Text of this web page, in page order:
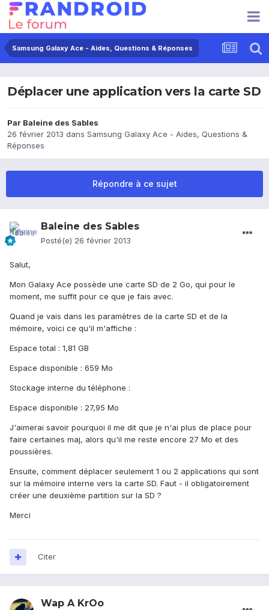
Samsung Galaxy Ace - Aides, Questions & Réponses
Déplacer une application vers la carte SD
Par Baleine des Sables
26 février 2013 dans Samsung Galaxy Ace - Aides, Questions &
Réponses
Répondre à ce sujet
Baleine des Sables
Posté(e) 26 février 2013
Salut,
Mon Galaxy Ace possède une carte SD de 2 Go, qui pour le
moment, me suffit pour ce que je fais avec.
Quand je vais dans les paramètres de la carte SD et de la
mémoire, voici ce qu'il m'affiche :
Espace total : 1,81 GB
Espace disponible : 659 Mo
Stockage interne du téléphone :
Espace disponible : 27,95 Mo
J'aimerai savoir pourquoi il me dit que je n'ai plus de place pour
faire certaines maj, alors qu'il me reste encore 27 Mo et des
poussières.
Ensuite, comment déplacer seulement 1 ou 2 applications qui sont
sur la mémoire interne vers la carte SD. Faut - il obligatoirement
créer une deuxième partition sur la SD ?
Merci
Citer
Wap A KrOo